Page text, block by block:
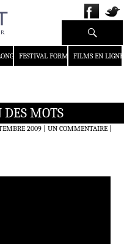
FESTIVAL FORMAT COURT
FILMS EN LIGNE
Recherche
MOTS
2009 UN COMMENTAIRE|